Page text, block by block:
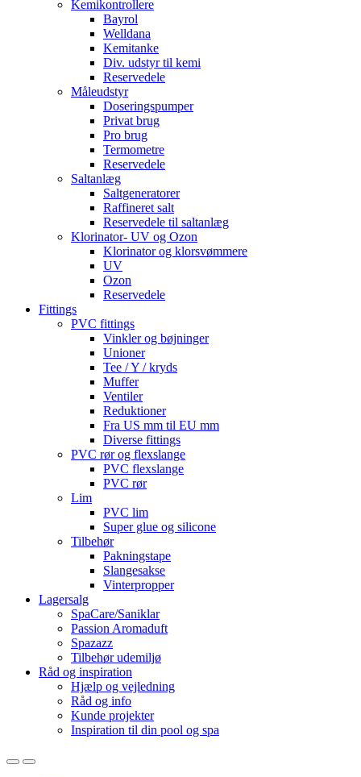
Kemikontrollere
Bayrol
Welldana
Kemitanke
Div. udstyr til kemi
Reservedele
Måleudstyr
Doseringspumper
Privat brug
Pro brug
Termometre
Reservedele
Saltanlæg
Saltgeneratorer
Raffineret salt
Reservedele til saltanlæg
Klorinator- UV og Ozon
Klorinator og klorsvømmere
UV
Ozon
Reservedele
Fittings
PVC fittings
Vinkler og bøjninger
Unioner
Tee / Y / kryds
Muffer
Ventiler
Reduktioner
Fra US mm til EU mm
Diverse fittings
PVC rør og flexslange
PVC flexslange
PVC rør
Lim
PVC lim
Super glue og silicone
Tilbehør
Pakningstape
Slangesakse
Vinterpropper
Lagersalg
SpaCare/Saniklar
Passion Aromaduft
Spazazz
Tilbehør udemiljø
Råd og inspiration
Hjælp og vejledning
Råd og info
Kunde projekter
Inspiration til din pool og spa
OpenClose